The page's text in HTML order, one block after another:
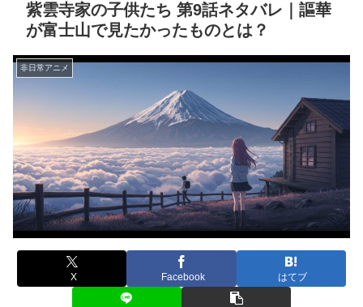
紫雲寺家の子供たち 第9話ネタバレ｜謳華
が富士山で見たかったものとは？
非日常アニメ
X Facebook はてブ